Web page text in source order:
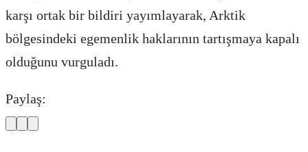
karşı ortak bir bildiri yayımlayarak, Arktik
bölgesindeki egemenlik haklarının tartışmaya kapalı
olduğunu vurguladı.
Paylaş: